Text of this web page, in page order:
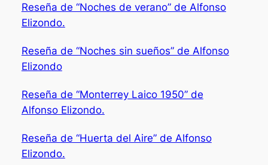
Reseña de “Noches de verano” de Alfonso
Elizondo.
Reseña de “Noches sin sueños” de Alfonso
Elizondo
Reseña de “Monterrey Laico 1950” de
Alfonso Elizondo.
Reseña de “Huerta del Aire” de Alfonso
Elizondo.